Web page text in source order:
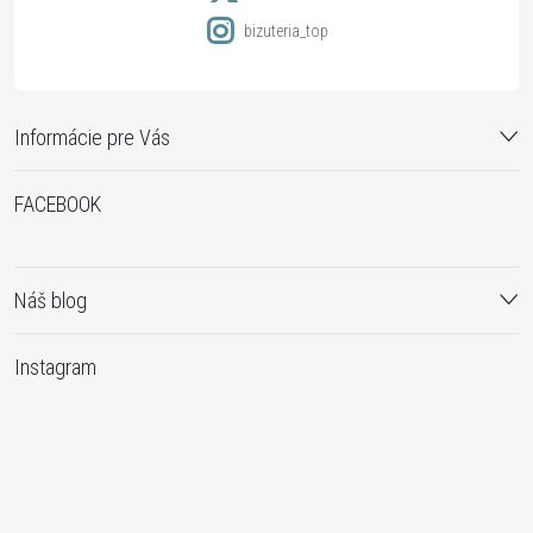
Informácie pre Vás
bizuteria_top
FACEBOOK
Náš blog
Instagram